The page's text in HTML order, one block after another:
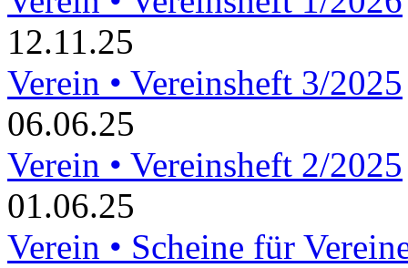
12.11.25
Verein • Vereinsheft 3/2025
06.06.25
Verein • Vereinsheft 2/2025
01.06.25
Verein • Scheine für